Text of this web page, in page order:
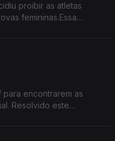
proibir as atletas
femininas.Essa
encontrarem as
Resolvido este